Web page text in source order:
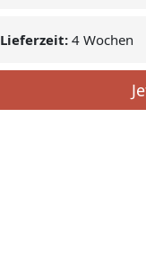
Lieferzeit: 4 Wochen